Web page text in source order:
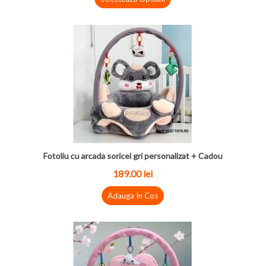
Fotoliu cu arcada soricel gri personalizat + Cadou
189.00 lei
Adauga In Cos